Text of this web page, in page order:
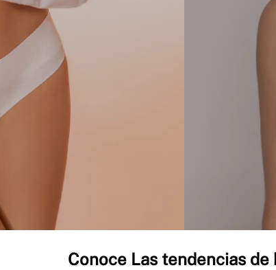
Conoce Las tendencias de